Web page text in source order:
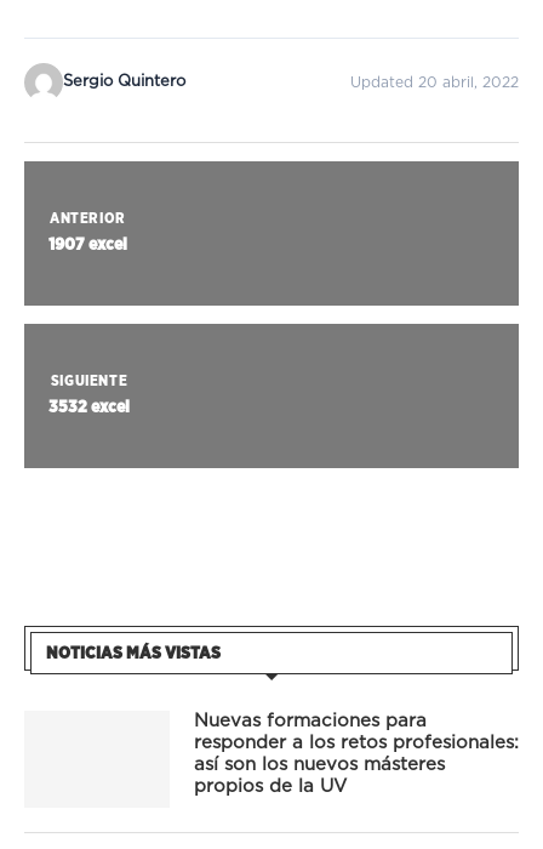
Sergio Quintero Updated 20 abril, 2022
ANTERIOR
1907 excel
SIGUIENTE
3532 excel
NOTICIAS MÁS VISTAS
Nuevas formaciones para
responder a los retos profesionales:
así son los nuevos másteres
propios de la UV